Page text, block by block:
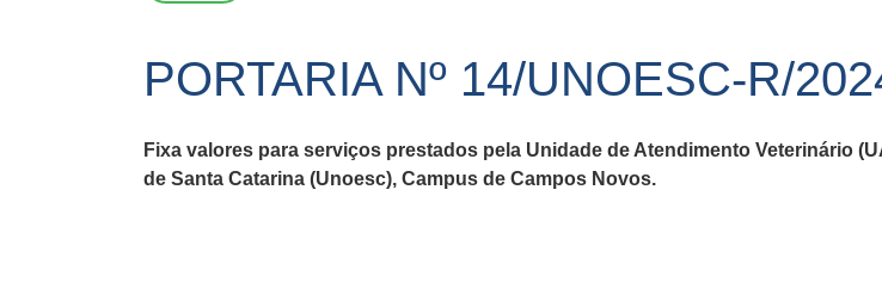
PORTARIA Nº 14/UNOESC-R/
Fixa valores para serviços prestados pela Unidade de Atendimento Veterinário
de Santa Catarina (Unoesc), Campus de Campos Novos.